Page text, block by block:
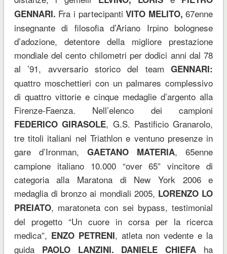
GENNARI. Fra i partecipantiVITO MELITO,67enne
insegnante di filosofia d’Ariano Irpino bolognese
d’adozione, detentore della migliore prestazione
mondiale del cento chilometri per dodici anni dal 78
al ’91, avversario storico del teamGENNARI:
quattro moschettieri con un palmares complessivo
di quattro vittorie e cinque medaglie d’argento alla
Firenze-Faenza. Nell’elenco dei campioni
FEDERICO GIRASOLE, G.S. Pastificio Granarolo,
tre titoli italiani nel Triathlon e ventuno presenze in
gare d’Ironman, GAETANO MATERIA, 65enne
campione italiano 10.000 “over 65” vincitore di
categoria alla Maratona di New York 2006 e
medaglia di bronzo ai mondiali 2005, LORENZO LO
PREIATO, maratoneta con sei bypass, testimonial
del progetto “Un cuore in corsa per la ricerca
medica”, ENZO PETRENI, atleta non vedente e la
guida PAOLO LANZINI. DANIELE CHIEFA ha